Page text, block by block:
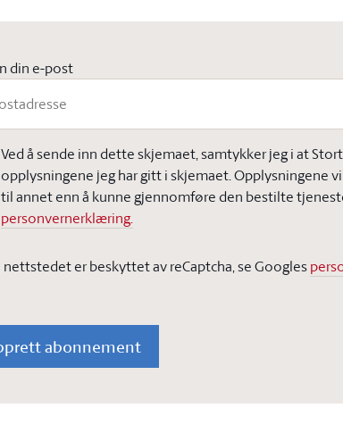
din e-post
Ved å sende inn dette skjemaet, samtykker jeg i at
opplysningene jeg har gitt i skjemaet. Opplysningene
til annet enn å kunne gjennomføre den bestilte
personvernerklæring.
er beskyttet av reCaptcha, se Googles
abonnement